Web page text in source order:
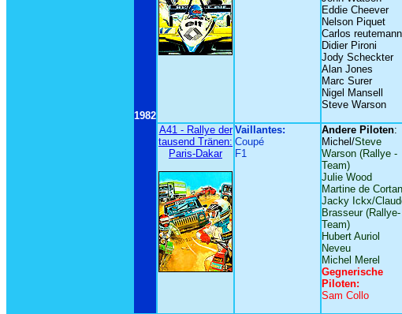
1982
Eddie Cheever
Nelson Piquet
Carlos reutemann
Didier Pironi
Jody Scheckter
Alan Jones
Marc Surer
Nigel Mansell
Steve Warson
A41 - Rallye der
tausend Tränen:
Paris-Dakar
Vaillantes:
Coupé
F1
Andere Piloten:
Michel/Steve
Warson (Rallye -
Team)
Julie Wood
Martine de
Jacky Ickx/
Brasseur (Rallye-
Team)
Hubert Auriol
Neveu
Michel Merel
Gegnerische
Piloten:
Sam Collo